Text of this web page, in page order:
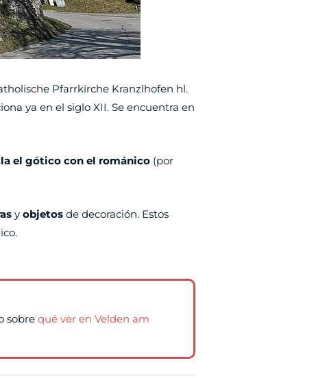
Pfarrkirche Kranzlhofen hl.
ya en el siglo XII. Se encuentra en
el gótico con el románico (por
y objetos de decoración. Estos
sobre qué ver en Velden am